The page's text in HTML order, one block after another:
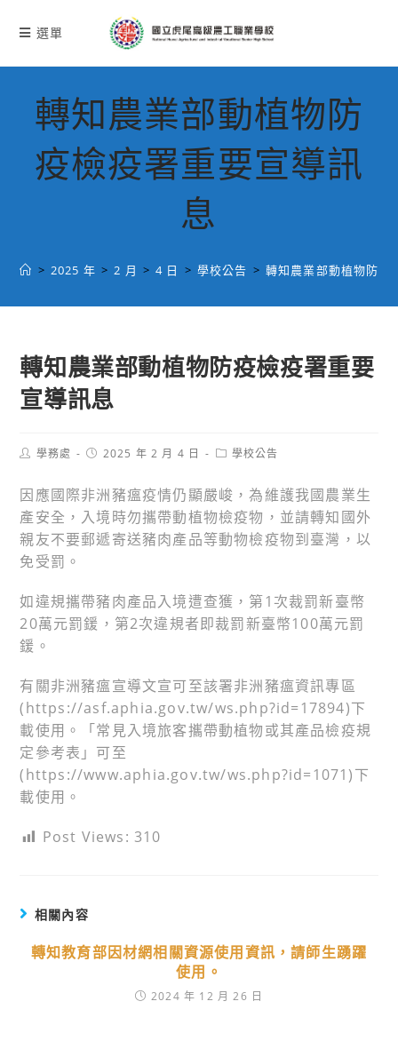
選單
轉知農業部動植物防
疫檢疫署重要宣導訊
息
> 2025 年 > 2 月 > 4 日 > 學校公告 > 轉知農業部動植物防疫
轉知農業部動植物防疫檢疫署重要
宣導訊息
Post學務處
Post2025 年 2 月 4 日
Post學校公告
因應國際非洲豬瘟疫情仍顯嚴峻，為維護我國農業生
產安全，入境時勿攜帶動植物檢疫物，並請轉知國外
親友不要郵遞寄送豬肉產品等動物檢疫物到臺灣，以
免受罰。
如違規攜帶豬肉產品入境遭查獲，第1次裁罰新臺幣
20萬元罰鍰，第2次違規者即裁罰新臺幣100萬元罰
鍰。
有關非洲豬瘟宣導文宣可至該署非洲豬瘟資訊專區
(https://asf.aphia.gov.tw/ws.php?id=17894)下
載使用。「常見入境旅客攜帶動植物或其產品檢疫規
定參考表」可至
(https://www.aphia.gov.tw/ws.php?id=1071)下
載使用。
Post Views: 310
相關內容
轉知教育部因材網相關資源使用資訊，請師生踴躍
使用。
2024 年 12 月 26 日